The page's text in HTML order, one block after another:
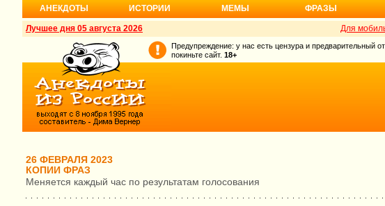
АНЕКДОТЫ ИСТОРИИ МЕМЫ ФРАЗЫ
Лучшее дня 05 августа 2026 Для
Предупреждение: у нас есть цензура и предварительный
покиньте сайт. 18+
26 ФЕВРАЛЯ 2023
КОПИИ ФРАЗ
Меняется каждый час по результатам голосования